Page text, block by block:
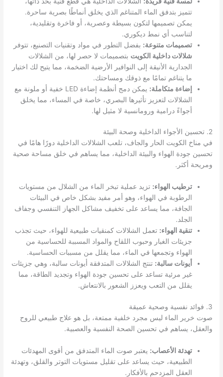
تتميز بتدفق الماء المتناغم الذي يخلق أنماطًا بصرية ساحرة.
يمكن تصميمها لتكون بسيطة وعصرية، أو فاخرة وتقليدية،
لتناسب أي نمط ديكوري.
تصميمات متنوعة: بفضل التطور في مواد وتقنيات التصنيع، تتوفر
شلالات داخلية الكويت بتصميمات لا حصر لها، من الشلالات
الجدارية الأنيقة إلى النوافير الأرضية الضخمة، مما يتيح لك اختيار
ما يتناغم تمامًا مع ذوقك ومساحتك.
إضاءة متكاملة:
يمكن دمج أنظمة إضاءة LED خفية أو ملونة مع
الشلالات لتعزيز تأثيرها البصري، خاصة في المساء، مما يخلق
أجواءً درامية ورومانسية لا مثيل لها.
2. تحسين الأجواء الداخلية وصحة البيئة
في مناخ الكويت الحار والجاف، تلعب الشلالات الداخلية دورًا هامًا في
تحسين جودة الهواء والبيئة الداخلية، مما يساهم في خلق مساحة صحية
ومريحة أكثر.
ترطيب الهواء: تزيد عملية تبخر الماء من الشلال من مستويات
الرطوبة في الهواء، وهو أمر مفيد بشكل خاص في البيئات
الجافة، مما يساعد على تخفيف مشاكل الجهاز التنفسي وجفاف
الجلد.
تنقية الهواء: تعمل الشلالات كمنقيات طبيعية للهواء، حيث تجذب
جزيئات الغبار وحبوب اللقاح والمواد المسببة للحساسية من
الهواء وتجمعها في الماء، مما يقلل من مسببات الحساسية.
أيونات سالبة: تنتج الشلالات المتدفقة أيونات سالبة، وهي جزيئات
غير مرئية تساعد على تحسين جودة الهواء وتجديد الطاقة، مما
يقلل من التعب ويعزز الشعور بالانتعاش.
3. فوائد نفسية وصحية عميقة
صوت خرير الماء ليس مجرد خلفية ممتعة، بل هو علاج طبيعي للروح
والعقل، يساهم في تحسين الصحة النفسية والعصبية.
تهدئة الأعصاب: يعتبر صوت الماء المتدفق من أقوى المهدئات
الطبيعية، حيث يساعد على تقليل مستويات التوتر والقلق، وتهدئة
العقل المزدحم بالأفكار.